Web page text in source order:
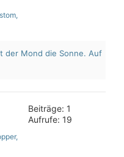
,
der Mond die Sonne. Auf
,
Beiträge: 1
Aufrufe: 19